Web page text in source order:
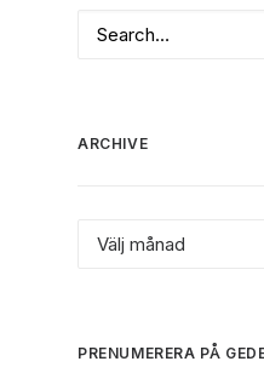
ARCHIVE
Archive
PRENUMERERA PÅ